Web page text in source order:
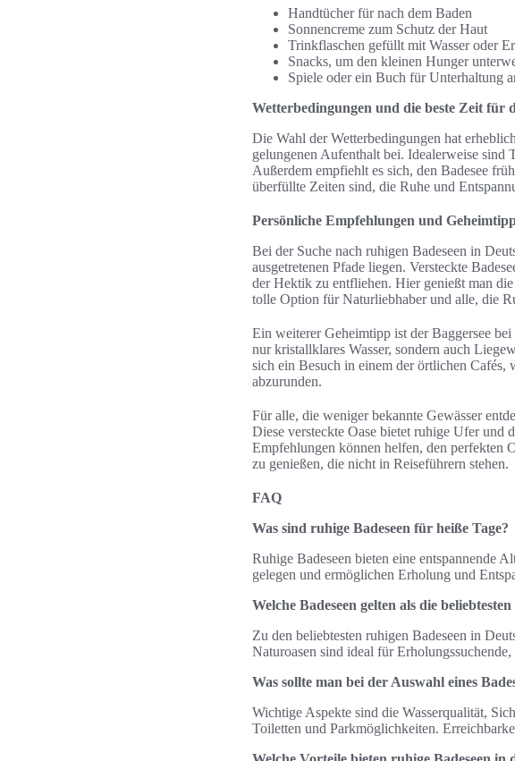
Handtücher für nach dem Baden
Sonnencreme zum Schutz der Haut
Trinkflaschen gefüllt mit Wasser oder
Snacks, um den kleinen Hunger
Spiele oder ein Buch für Unterhaltung
Wetterbedingungen und die beste Zeit für
Die Wahl der Wetterbedingungen hat
gelungenen Aufenthalt bei. Idealerweise sind
Außerdem empfiehlt es sich, den Badesee
überfüllte Zeiten sind, die Ruhe und
Persönliche Empfehlungen und
Bei der Suche nach ruhigen Badeseen in
ausgetretenen Pfade liegen. Versteckte
der Hektik zu entfliehen. Hier genießt man
tolle Option für Naturliebhaber und alle, die
Ein weiterer Geheimtipp ist der Baggersee
nur kristallklares Wasser, sondern auch
sich ein Besuch in einem der örtlichen Cafés,
abzurunden.
Für alle, die weniger bekannte Gewässer
Diese versteckte Oase bietet ruhige Ufer und
Empfehlungen können helfen, den perfekten
zu genießen, die nicht in Reiseführern stehen.
FAQ
Was sind ruhige Badeseen für heiße Tage?
Ruhige Badeseen bieten eine entspannende
gelegen und ermöglichen Erholung und
Welche Badeseen gelten als die
Zu den beliebtesten ruhigen Badeseen in
Naturoasen sind ideal für
Was sollte man bei der Auswahl eines
Wichtige Aspekte sind die Wasserqualität,
Toiletten und Parkmöglichkeiten.